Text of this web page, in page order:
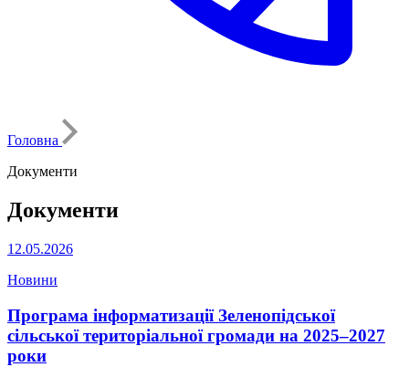
Головна
Документи
Документи
12.05.2026
Новини
Програма інформатизації Зеленопідської
сільської територіальної громади на 2025–2027
роки